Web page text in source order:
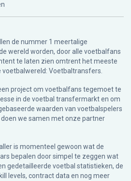
de nummer 1 meertalige
wereld worden, door alle voetbalfans
te laten zien omtrent het meeste
Voetbaltransfers.
project om voetbalfans tegemoet te
in de voetbal transfermarkt en om
waarden van voetbalspelers
we samen met onze partner
is momenteel gewoon wat de
bepalen door simpel te zeggen wat
gedetailleerde voetbal statistieken, de
levels, contract data en nog meer